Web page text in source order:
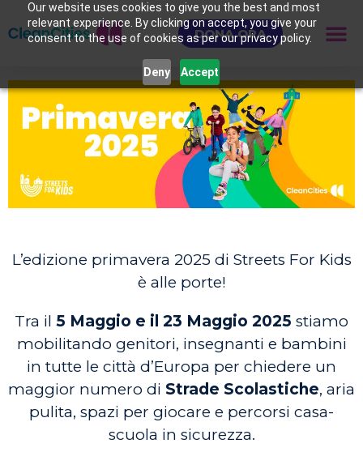
Our website uses cookies to give you the best and most
relevant experience. By clicking on accept, you give your
consent to the use of cookies as per our privacy policy.
Deny Accept
DONA ORA
L’edizione primavera 2025 di Streets For Kids
è alle porte!
Tra il 5 Maggio e il 23 Maggio 2025 stiamo
mobilitando genitori, insegnanti e bambini
in tutte le città d’Europa per chiedere un
maggior numero di Strade Scolastiche, aria
pulita, spazi per giocare e percorsi casa-
scuola in sicurezza.